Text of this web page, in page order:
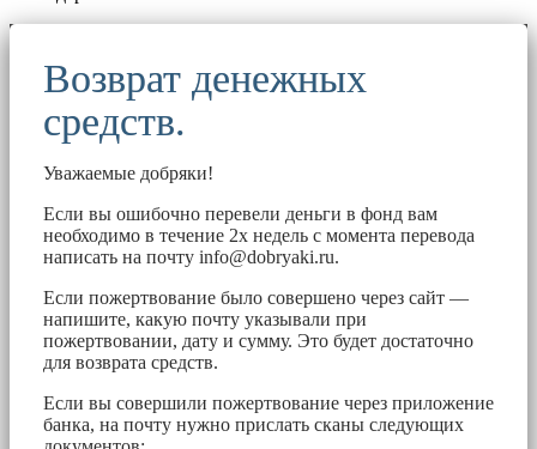
Возврат денежных
средств.
Уважаемые добряки!
Если вы ошибочно перевели деньги в фонд вам
необходимо в течение 2х недель с момента перевода
написать на почту info@dobryaki.ru.
Если пожертвование было совершено через сайт —
напишите, какую почту указывали при
пожертвовании, дату и сумму. Это будет достаточно
для возврата средств.
Если вы совершили пожертвование через приложение
банка, на почту нужно прислать сканы следующих